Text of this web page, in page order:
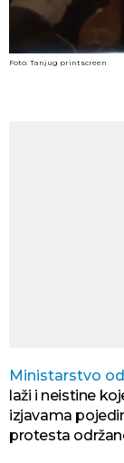
Foto: Tanjug printscreen
Ministarstvo
laži i neistine
izjavama
protesta